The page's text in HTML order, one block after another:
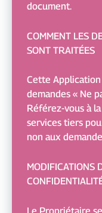
document.
COMMENT LES
SONT TRAITÉES
Cette
demandes « Ne
Référez-vous à
services tiers
non aux
MODIFICATIONS
Le Propriétaire